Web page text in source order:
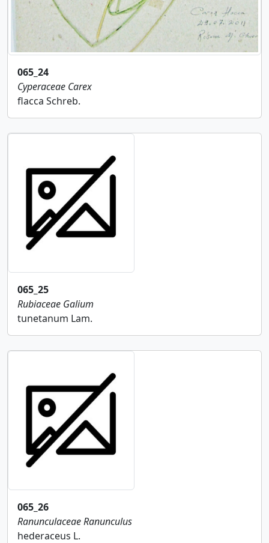
065_24
Cyperaceae Carex
flacca Schreb.
065_25
Rubiaceae Galium
tunetanum Lam.
065_26
RanunculaceaeRanunculus
hederaceus L.